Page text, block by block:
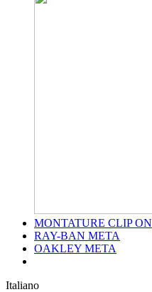
MONTATURE CLIP ON
RAY-BAN META
OAKLEY META
Italiano